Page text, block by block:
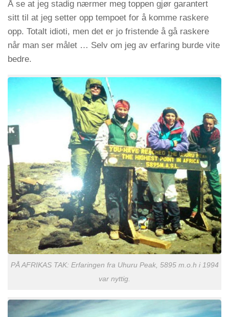
Å se at jeg stadig nærmer meg toppen gjør garantert
sitt til at jeg setter opp tempoet for å komme raskere
opp. Totalt idioti, men det er jo fristende å gå raskere
når man ser målet … Selv om jeg av erfaring burde vite
bedre.
PÅ AFRIKAS TAK: Erfaringen fra Uhuru Peak, 5895 m.o.h i 1994
var nyttig.